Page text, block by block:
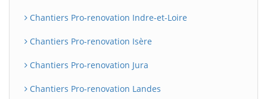
Chantiers Pro-renovation Indre-et-Loire
Chantiers Pro-renovation Isère
Chantiers Pro-renovation Jura
Chantiers Pro-renovation Landes